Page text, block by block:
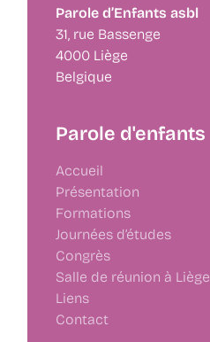
Parole d’Enfants asbl
31, rue Bassenge
4000 Liège
Belgique
Parole d'enfants
Accueil
Présentation
Formations
Journées d’études
Congrès
Salle de réunion à Liège
Liens
Contact